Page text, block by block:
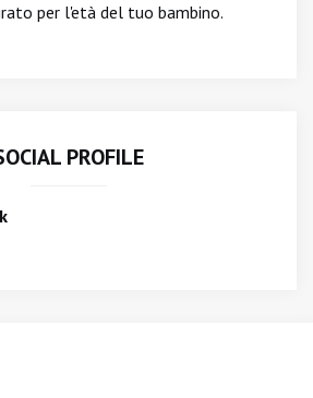
per l'età del tuo bambino.
PROFILE